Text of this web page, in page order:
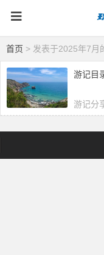
首页 > 发表于2025年7月
游记目
游记分